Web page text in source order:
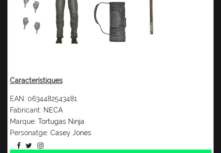
Característiques
EAN: 0634482543481
Fabricant: NECA
Marque: Tortugas Ninja
Personatge: Casey Jones